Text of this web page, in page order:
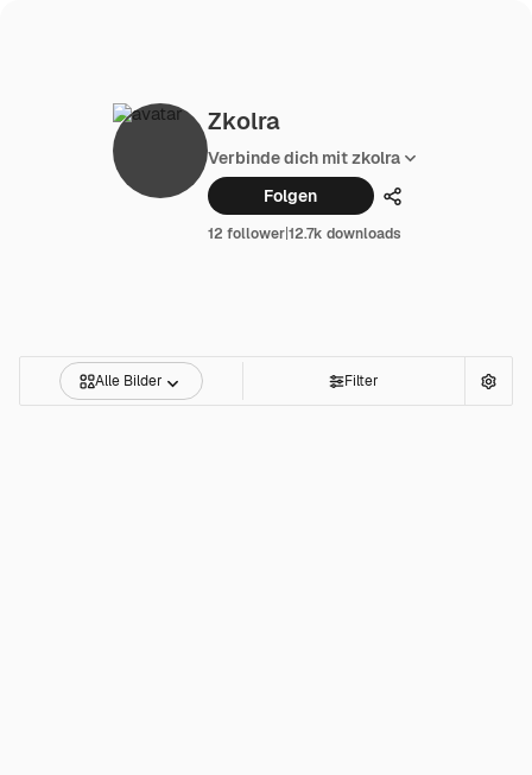
Zkolra
Verbinde dich mit zkolra
Folgen
Teilen
12 follower|12.7k downloads
Alle Bilder Filter